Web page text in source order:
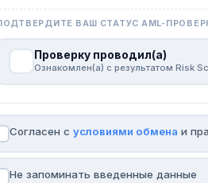
ВАШ СТАТУС AML-
Проверку проводил(а)
Ознакомлен(а) с результатом Risk
Согласен с условиями обмена и
Не запоминать введенные данные